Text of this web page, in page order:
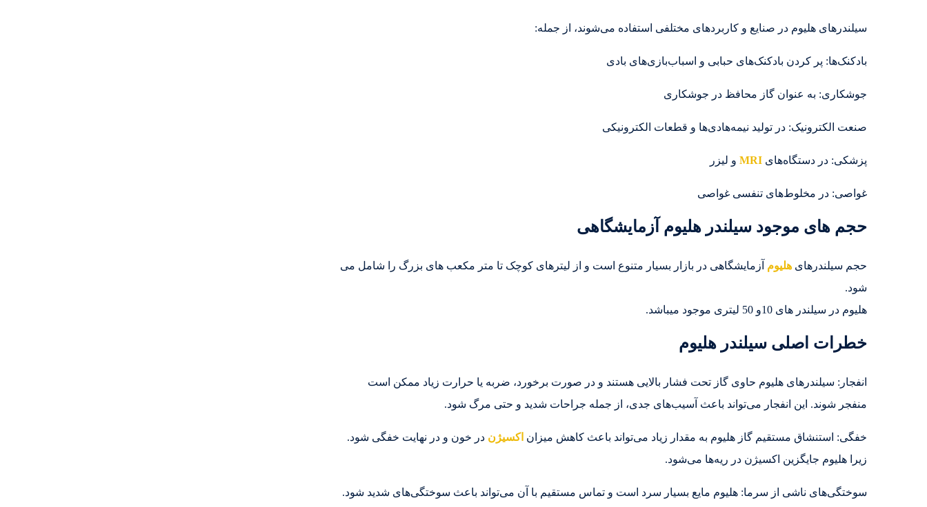
سیلندرهای هلیوم در صنایع و کاربردهای مختلفی استفاده می‌شوند، از جمله:
بادکنک‌ها: پر کردن بادکنک‌های حبابی و اسباب‌بازی‌های بادی
جوشکاری: به عنوان گاز محافظ در جوشکاری
صنعت الکترونیک: در تولید نیمه‌هادی‌ها و قطعات الکترونیکی
پزشکی: در دستگاه‌های و لیزر
غواصی: در مخلوط‌های تنفسی غواصی
حجم های موجود سیلندر هلیوم آزمایشگاهی
حجم سیلندرهای هلیوم آزمایشگاهی در بازار بسیار متنوع است و از لیترهای کوچک تا متر مکعب های بزرگ را شامل می
شود.
هلیوم در سیلندر های 10و 50 لیتری موجود میباشد.
خطرات اصلی سیلندر هلیوم
انفجار: سیلندرهای هلیوم حاوی گاز تحت فشار بالایی هستند و در صورت برخورد، ضربه یا حرارت زیاد ممکن است
منفجر شوند. این انفجار می‌تواند باعث آسیب‌های جدی، از جمله جراحات شدید و حتی مرگ شود.
خفگی: استنشاق مستقیم گاز هلیوم به مقدار زیاد می‌تواند باعث کاهش میزان اکسیژن در خون و در نهایت خفگی شود.
زیرا هلیوم جایگزین اکسیژن در ریه‌ها می‌شود.
سوختگی‌های ناشی از سرما: هلیوم مایع بسیار سرد است و تماس مستقیم با آن می‌تواند باعث سوختگی‌های شدید شود.